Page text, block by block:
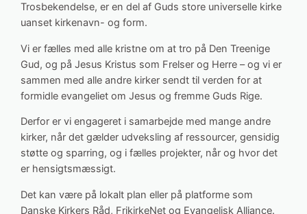
Trosbekendelse, er en del af Guds store universelle kirke
uanset kirkenavn- og form.
Vi er fælles med alle kristne om at tro på Den Treenige
Gud, og på Jesus Kristus som Frelser og Herre – og vi er
sammen med alle andre kirker sendt til verden for at
formidle evangeliet om Jesus og fremme Guds Rige.
Derfor er vi engageret i samarbejde med mange andre
kirker, når det gælder udveksling af ressourcer, gensidig
støtte og sparring, og i fælles projekter, når og hvor det
er hensigtsmæssigt.
Det kan være på lokalt plan eller på platforme som
Danske Kirkers Råd, FrikirkeNet og Evangelisk Alliance.